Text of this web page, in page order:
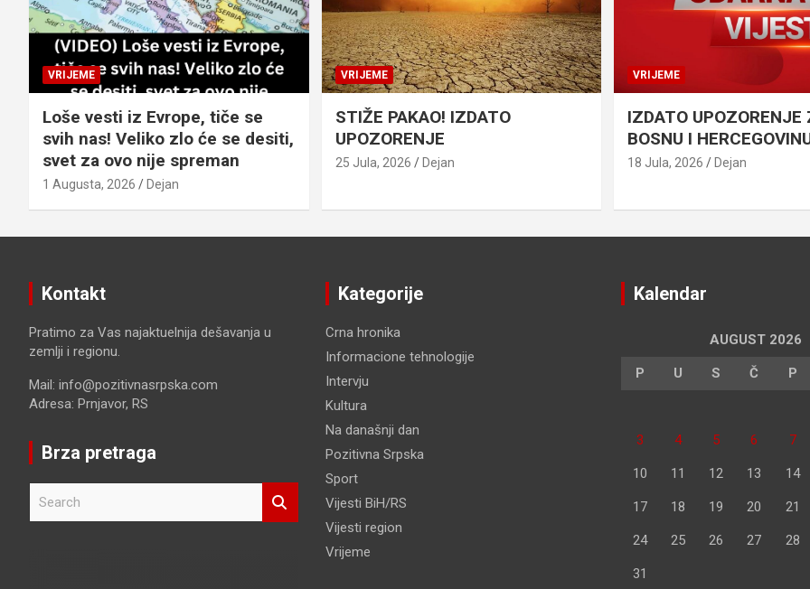
VRIJEME
Loše vesti iz Evrope, tiče se
svih nas! Veliko zlo će se desiti,
svet za ovo nije spreman
1 Augusta, 2026 Dejan
VRIJEME
STIŽE PAKAO! IZDATO
UPOZORENJE
25 Jula, 2026 Dejan
VRIJEME
IZDATO UPOZORENJE
BOSNU I
18 Jula, 2026 Dejan
Kontakt
Pratimo za Vas najaktuelnija dešavanja u
zemlji i regionu.
Mail: info@pozitivnasrpska.com
Adresa: Prnjavor, RS
Brza pretraga
Kategorije
Crna hronika
Informacione tehnologije
Intervju
Kultura
Na današnji dan
Pozitivna Srpska
Sport
Vijesti BiH/RS
Vijesti region
Vrijeme
Kalendar
AUGUST 2026
P U S Č P
3 4 5 6 7
10 11 12 13 14
17 18 19 20 21
24 25 26 27 28
31